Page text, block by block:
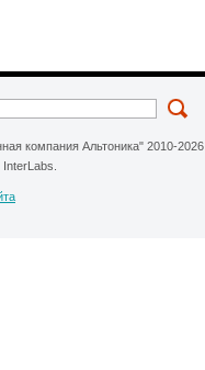
компания Альтоника" 2010-2026
InterLabs